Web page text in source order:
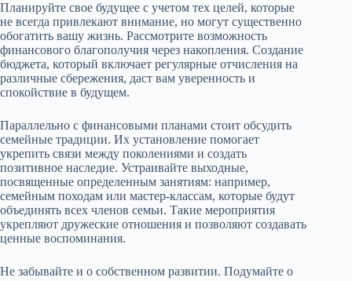
Планируйте свое будущее с учетом тех целей, которые
не всегда привлекают внимание, но могут существенно
обогатить вашу жизнь. Рассмотрите возможность
финансового благополучия через накопления. Создание
бюджета, который включает регулярные отчисления на
различные сбережения, даст вам уверенность и
спокойствие в будущем.
Параллельно с финансовыми планами стоит обсудить
семейные традиции. Их установление помогает
укрепить связи между поколениями и создать
позитивное наследие. Устраивайте выходные,
посвященные определенным занятиям: например,
семейным походам или мастер-классам, которые будут
объединять всех членов семьи. Такие мероприятия
укрепляют дружеские отношения и позволяют создавать
ценные воспоминания.
Не забывайте и о собственном развитии. Подумайте о